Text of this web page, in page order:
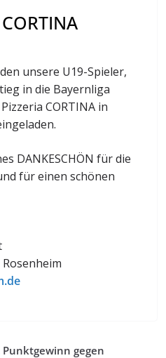
unsere U19-Spieler,
in die Bayernliga
CORTINA in
DANKESCHÖN für die
für einen schönen
gegen